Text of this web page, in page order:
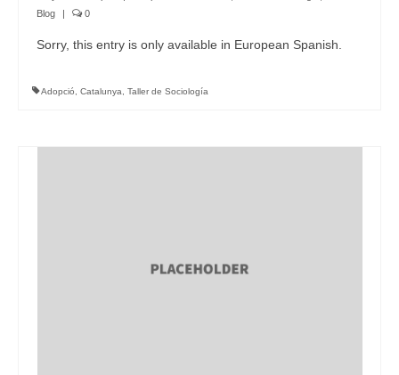
Blog
| 0
Sorry, this entry is only available in European Spanish.
Adopció Catalunya Taller de Sociología